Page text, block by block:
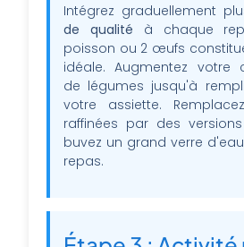
Intégrez graduellement
de qualité à chaque
poisson ou 2 œufs
idéale. Augmentez votre
de légumes jusqu'à
votre assiette.
raffinées par des
buvez un grand verre
repas.